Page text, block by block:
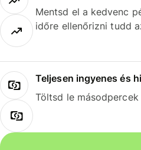
Mentsd el a kedvenc
időre ellenőrizni tudd
Teljesen ingyenes és
Töltsd le másodpercek